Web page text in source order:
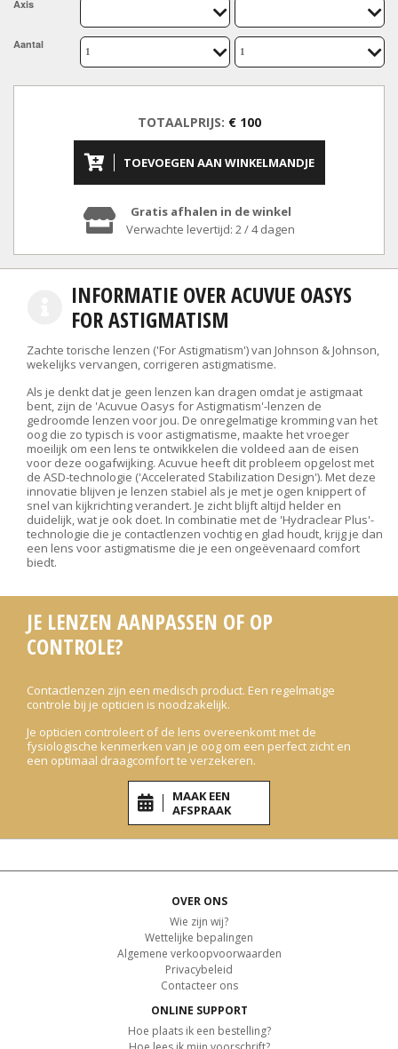
Axis
Aantal
TOTAALPRIJS: € 100
TOEVOEGEN AAN WINKELMANDJE
Gratis afhalen in de winkel
Verwachte levertijd: 2 / 4 dagen
INFORMATIE OVER ACUVUE OASYS
FOR ASTIGMATISM
Zachte torische lenzen ('For Astigmatism') van Johnson & Johnson,
wekelijks vervangen, corrigeren astigmatisme.
Als je denkt dat je geen lenzen kan dragen omdat je astigmaat
bent, zijn de 'Acuvue Oasys for Astigmatism'-lenzen de
gedroomde lenzen voor jou. De onregelmatige kromming van het
oog die zo typisch is voor astigmatisme, maakte het vroeger
moeilijk om een lens te ontwikkelen die voldeed aan de eisen
voor deze oogafwijking. Acuvue heeft dit probleem opgelost met
de ASD-technologie ('Accelerated Stabilization Design'). Met deze
innovatie blijven je lenzen stabiel als je met je ogen knippert of
snel van kijkrichting verandert. Je zicht blijft altijd helder en
duidelijk, wat je ook doet. In combinatie met de 'Hydraclear Plus'-
technologie die je contactlenzen vochtig en glad houdt, krijg je dan
een lens voor astigmatisme die je een ongeëvenaard comfort
biedt.
JE LENZEN AANPASSEN OF OP
CONTROLE?
Contactlenzen zijn een medisch product. Een regelmatige
controle bij je opticien is noodzakelijk.
Je opticien controleert of de lens overeenkomt met de
fysiologische kenmerken van je oog om een perfect zicht en
een optimaal draagcomfort te verzekeren.
MAAK EEN
AFSPRAAK
OVER ONS
Wie zijn wij?
Wettelijke bepalingen
Algemene verkoopvoorwaarden
Privacybeleid
Contacteer ons
ONLINE SUPPORT
Hoe plaats ik een bestelling?